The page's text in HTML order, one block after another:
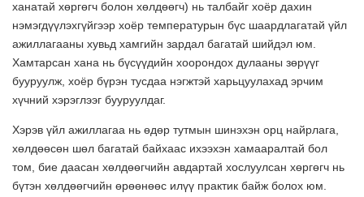
ханатай хөргөгч болон хөлдөөгч) нь талбайг хоёр дахин
нэмэгдүүлэхгүйгээр хоёр температурын бүс шаардлагатай үйл
ажиллагааны хувьд хамгийн зардал багатай шийдэл юм.
Хамтарсан хана нь бүсүүдийн хоорондох дулааны зөрүүг
бууруулж, хоёр бүрэн тусдаа нэгжтэй харьцуулахад эрчим
хүчний хэрэглээг бууруулдаг.
Хэрэв үйл ажиллагаа нь өдөр тутмын шинэхэн орц найрлага,
хөлдөөсөн шөл багатай байхаас ихээхэн хамааралтай бол
том, бие даасан хөлдөөгчийн авдартай хослуулсан хөргөгч нь
бүтэн хөлдөөгчийн өрөөнөөс илүү практик байж болох юм.